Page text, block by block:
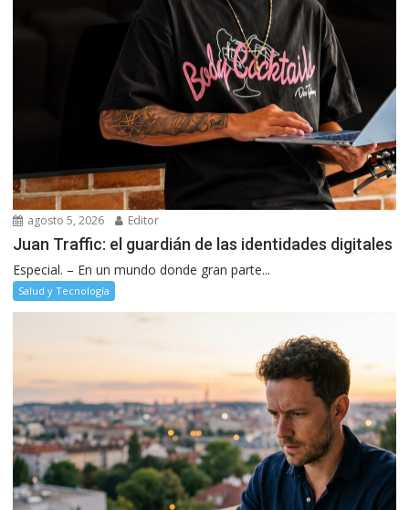
agosto 5, 2026 Editor
Juan Traffic: el guardián de las identidades digitales
Especial. – En un mundo donde gran parte...
Salud y Tecnología